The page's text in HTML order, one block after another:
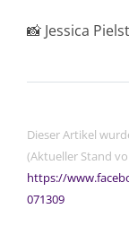
📸 Jessica
Dieser Artikel
(Aktueller Stand
https://
071309